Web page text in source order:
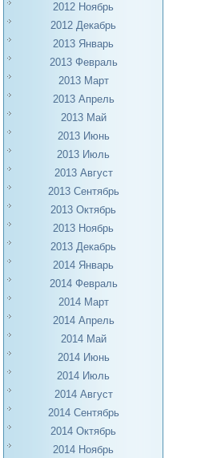
2012 Ноябрь
2012 Декабрь
2013 Январь
2013 Февраль
2013 Март
2013 Апрель
2013 Май
2013 Июнь
2013 Июль
2013 Август
2013 Сентябрь
2013 Октябрь
2013 Ноябрь
2013 Декабрь
2014 Январь
2014 Февраль
2014 Март
2014 Апрель
2014 Май
2014 Июнь
2014 Июль
2014 Август
2014 Сентябрь
2014 Октябрь
2014 Ноябрь